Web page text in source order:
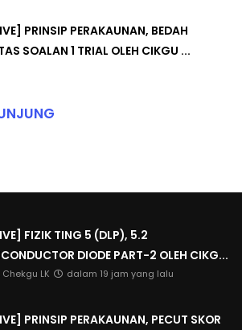
PRINSIP PERAKAUNAN, BEDAH
SOALAN 1 TRIAL OLEH CIKGU ...
FIZIK TING 5 (DLP), 5.2
DIODE PART-2 OLEH CIKG...
Chekgu LK dalam 19 jam yang lalu
PRINSIP PERAKAUNAN, PECUT SKOR